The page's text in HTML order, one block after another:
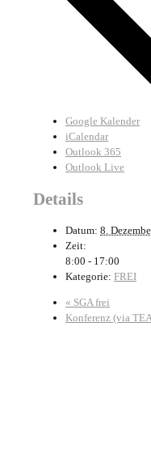
Google Kalender
iCalendar
Outlook 365
Outlook Live
Details
Datum: 8.
Zeit:
8:00 - 17:00
Kategorie: FREI
« SGA frei
Konferenz (via